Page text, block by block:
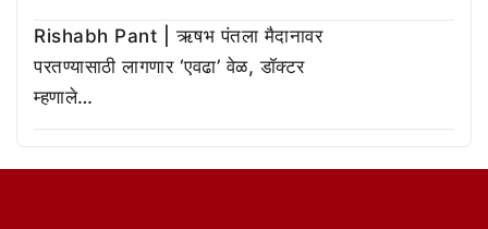
Rishabh Pant | ऋषभ पंतला मैदानावर
परतण्यासाठी लागणार ‘एवढा’ वेळ, डॉक्टर
म्हणाले…